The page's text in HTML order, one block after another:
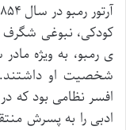
کودکی، نبوغی شگرف
ی رمبو، به ویژه
شخصیت او داشتند.
افسر نظامی بود که
ادبی را به پسرش